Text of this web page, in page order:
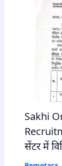
Sakhi
सेंटर में